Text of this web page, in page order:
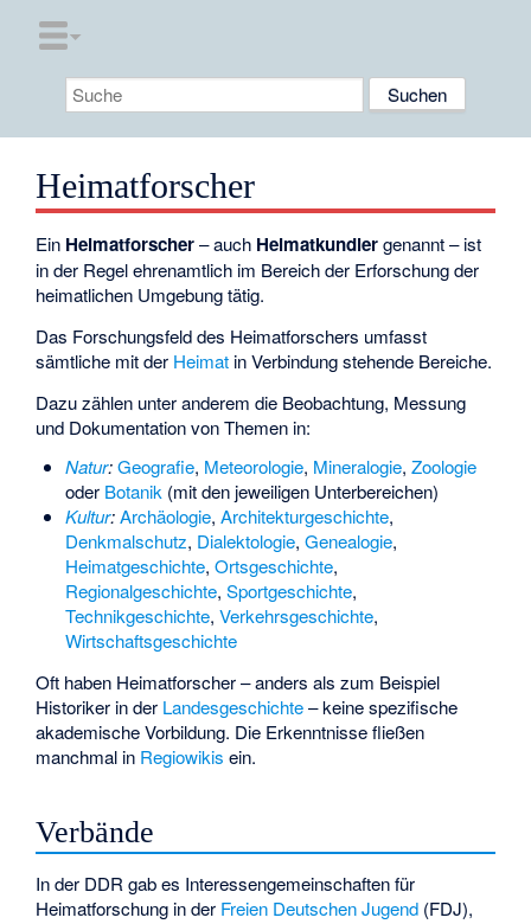
Heimatforscher
Ein Heimatforscher– auch Heimatkundlergenannt – ist
in der Regel ehrenamtlich im Bereich der Erforschung der
heimatlichen Umgebung tätig.
Das Forschungsfeld des Heimatforschers umfasst
sämtliche mit der Heimat in Verbindung stehende Bereiche.
Dazu zählen unter anderem die Beobachtung, Messung
und Dokumentation von Themen in:
Natur: Geografie, Meteorologie, Mineralogie, Zoologie
oder Botanik (mit den jeweiligen Unterbereichen)
Kultur: Archäologie, Architekturgeschichte,
Denkmalschutz, Dialektologie, Genealogie,
Heimatgeschichte, Ortsgeschichte,
Regionalgeschichte, Sportgeschichte,
Technikgeschichte, Verkehrsgeschichte,
Wirtschaftsgeschichte
Oft haben Heimatforscher – anders als zum Beispiel
Historiker in der Landesgeschichte– keine spezifische
akademische Vorbildung. Die Erkenntnisse fließen
manchmal in Regiowikis ein.
Verbände
In der DDR gab es Interessengemeinschaften für
Heimatforschung in der Freien Deutschen Jugend (FDJ),